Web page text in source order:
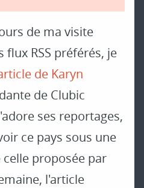
de ma visite
RSS préférés, je
de Karyn
de Clubic
ses reportages,
ce pays sous une
proposée par
l'article